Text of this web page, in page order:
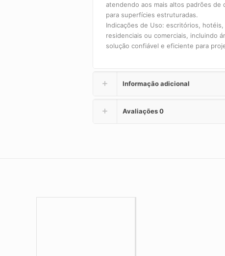
atendendo aos mais altos padrões de
para superfícies estruturadas.
Indicações de Uso: escritórios,
residenciais ou comerciais, incluindo
solução confiável e eficiente para
Informação adicional
Avaliações0